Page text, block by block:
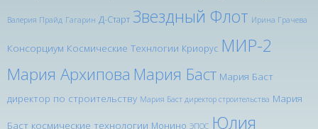
Валерия Прайд Гагарин Д-Старт Звездный Флот Ирина Грачева
Консорциум Космические Технлогии Криорус МИР-2
Мария Архипова Мария Баст Мария Баст
директор по строительству Мария Баст директор строительства Мария
Баст космические технологии Монино ЭПОС Юлия